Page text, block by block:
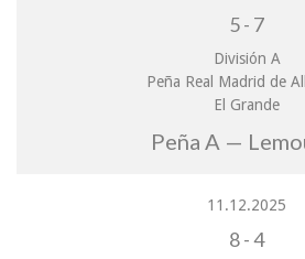
5- 7
División A
Peña Real Madrid de
El Grande
Peña A —
11.12.2025
8-4